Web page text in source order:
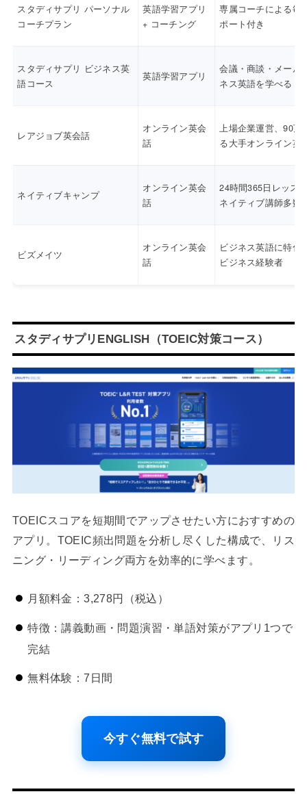
スタディサプリ パーソナル
コーチプラン
英語学習アプリ
+ コーチング
専属コーチによる毎
ポート付き
スタディサプリ ビジネス英
語コース
英語学習アプリ
会議・商談・メール
ネス英語を学べる
レアジョブ英会話
オンライン英会
話
上場企業運営、90万
る大手オンライン英
ネイティブキャンプ
オンライン英会
話
24時間365日レッス
ネイティブ講師多数
ビズメイツ
オンライン英会
話
ビジネス英語に特化
ビジネス経験者
スタディサプリENGLISH（TOEIC対策コース）
TOEICスコアを短期間でアップさせたい方におすすめの
アプリ。TOEIC頻出問題を分析し尽くした構成で、リス
ニング・リーディング両方を効率的に学べます。
月額料金：3,278円（税込）
特徴：講義動画・問題演習・単語対策がアプリ1つで
完結
無料体験：7日間
今すぐ無料で試す